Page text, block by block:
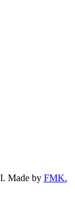
Made by FMK.